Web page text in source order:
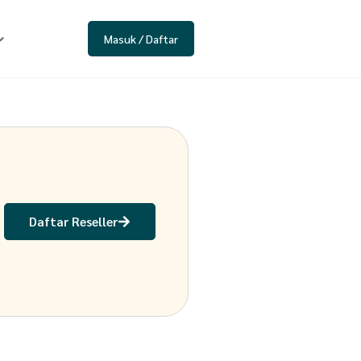
Masuk / Daftar
Daftar Reseller